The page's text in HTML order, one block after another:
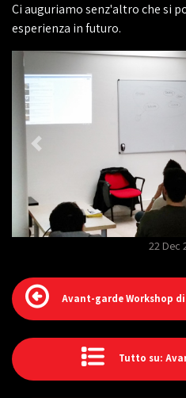
Ci auguriamo senz'altro che si
esperienza in futuro.
22 Dec
Avant-garde Workshop
Tutto su: